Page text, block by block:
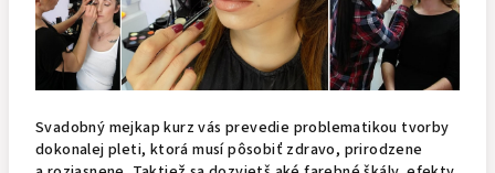
Svadobný mejkap kurz vás prevedie problematikou tvorby
dokonalej pleti, ktorá musí pôsobiť zdravo, prirodzene